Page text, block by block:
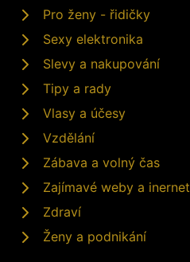
Pro ženy - řidičky
Sexy elektronika
Slevy a nakupování
Tipy a rady
Vlasy a účesy
Vzdělání
Zábava a volný čas
Zajímavé weby a inernet
Zdraví
Ženy a podnikání